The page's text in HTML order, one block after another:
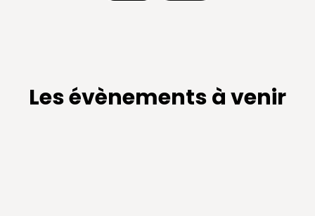
Les évènements à venir